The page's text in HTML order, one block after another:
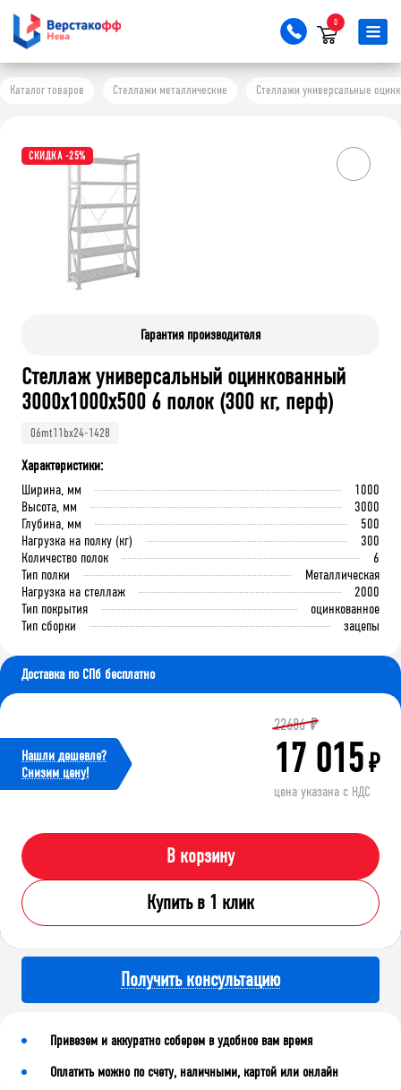
0
Каталог товаров Стеллажи металлические Стеллажи универсальные
СКИДКА -25%
Гарантия производителя
Стеллаж универсальный оцинкованный
3000x1000x500 6 полок (300 кг, перф)
06mt11bx24-1428
Характеристики:
Ширина, мм
1000
Высота, мм
3000
Глубина, мм
500
Нагрузка на полку (кг)
300
Количество полок
6
Тип полки
Металлическая
Нагрузка на стеллаж
2000
Тип покрытия
оцинкованное
Тип сборки
зацепы
Доставка по СПб бесплатно
Нашли дешевле?
Cнизим цену!
22686 ₽
17 015₽
цена указана с НДС
В корзину
Купить в 1 клик
Получить консультацию
Привезем и аккуратно соберем в удобное вам время
Оплатить можно по счету, наличными, картой или онлайн